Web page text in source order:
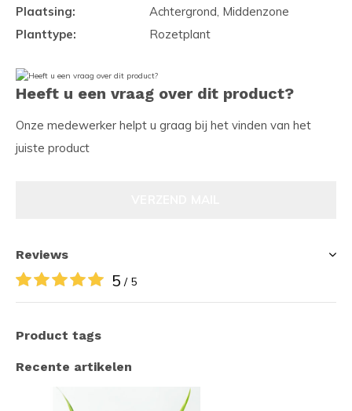
Plaatsing:
Achtergrond, Middenzone
Planttype:
Rozetplant
Heeft u een vraag over dit product?
Onze medewerker helpt u graag bij het vinden van het
juiste product
Reviews
5 / 5
Product tags
Recente artikelen